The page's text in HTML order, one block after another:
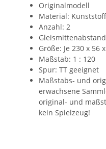
Originalmodell
Material:
Anzahl: 2
Größe: Je 230 x 56
Maßstab: 1 : 120
Spur: TT geeignet
Maßstabs- und
erwachsene
original- und
kein Spielzeug!